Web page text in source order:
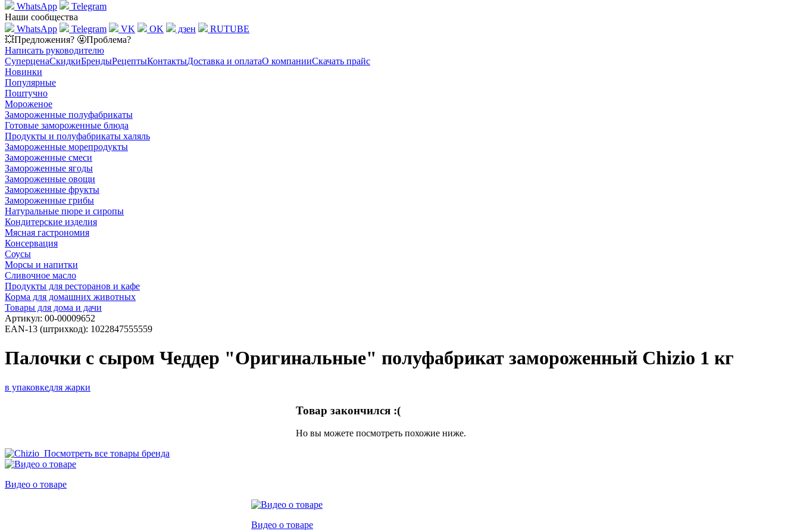
WhatsApp
Telegram
Наши сообщества
WhatsApp
Telegram VK OK дзен
RUTUBE
💥Предложения? 🤬Проблема?
Написать руководителю
СуперценаСкидкиБрендыРецептыКонтактыДоставка и оплатаО компанииСкачать прайс
Новинки
Популярные
Поштучно
Мороженое
Замороженные полуфабрикаты
Готовые замороженные блюда
Продукты и полуфабрикаты халяль
Замороженные морепродукты
Замороженные смеси
Замороженные ягоды
Замороженные овощи
Замороженные фрукты
Замороженные грибы
Натуральные пюре и сиропы
Кондитерские изделия
Мясная гастрономия
Консервация
Соусы
Морсы и напитки
Сливочное масло
Продукты для ресторанов и кафе
Корма для домашних животных
Товары для дома и дачи
Артикул: 00-00009652
EAN-13 (штрихкод): 1022847555559
Палочки с сыром Чеддер "Оригинальные" полуфабрикат замороженный Chizio 1 кг
в упаковкедля жарки
Товар закончился :(
Но вы можете посмотреть похожие ниже.
Посмотреть все товары бренда
Видео о товаре
Видео о товаре